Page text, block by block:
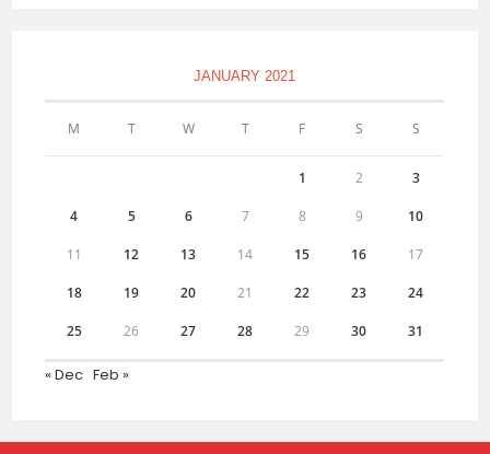
JANUARY 2021
M T W T F S S
1 2 3
4 5 6 7 8 9 10
11 12 13 14 15 16 17
18 19 20 21 22 23 24
25 26 27 28 29 30 31
« Dec Feb »